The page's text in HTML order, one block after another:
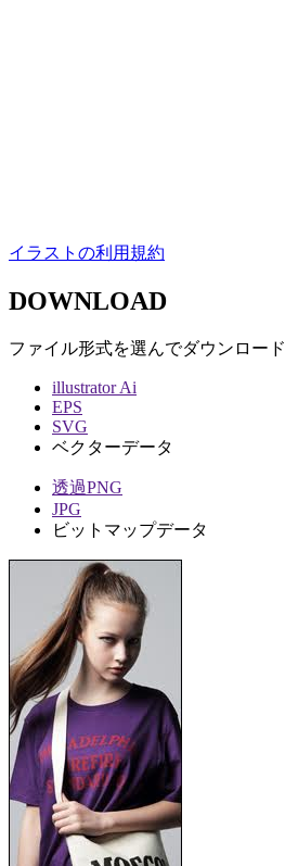
イラストの利用規約
DOWNLOAD
ファイル形式を選んでダウンロー
illustrator Ai
EPS
SVG
ベクターデータ
透過PNG
JPG
ビットマップデータ